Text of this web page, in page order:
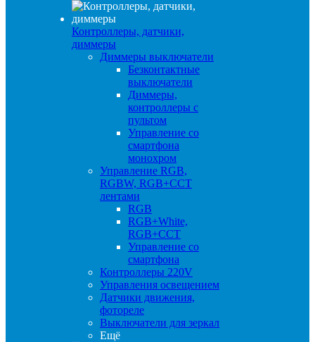
Контроллеры, датчики,
диммеры
Диммеры выключатели
Безконтактные
выключатели
Диммеры,
контроллеры с
пультом
Управление со
смартфона
монохром
Управление RGB,
RGBW, RGB+CCT
лентами
RGB
RGB+White,
RGB+CCT
Управление со
смартфона
Контроллеры 220V
Управления освещением
Датчики движения,
фотореле
Выключатели для зеркал
Ещё